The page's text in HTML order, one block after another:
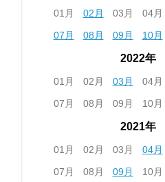
01月 02月 03月 04月
07月
08月 09月 10月
2022年
01月 02月 03月 04月
07月
08月 09月 10月
2021年
01月 02月 03月 04月
07月
08月 09月 10月